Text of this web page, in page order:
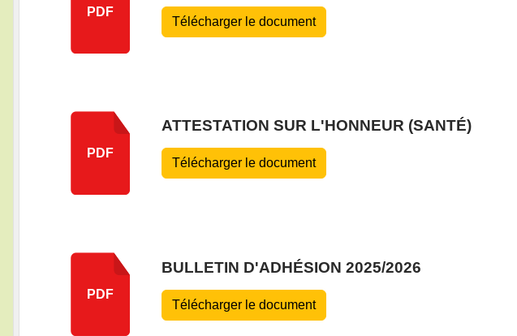
PDF
Télécharger le document
PDF
ATTESTATION SUR L'HONNEUR (SANTÉ)
Télécharger le document
PDF
BULLETIN D'ADHÉSION 2025/2026
Télécharger le document